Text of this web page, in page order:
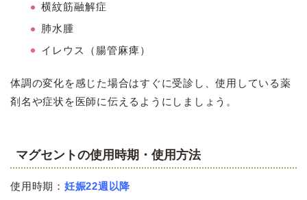
横紋筋融解症
肺水腫
イレウス（腸管麻痺）
体調の変化を感じた場合はすぐに受診し、使用している薬
剤名や症状を医師に伝えるようにしましょう。
マグセントの使用時期・使用方法
使用時期： 妊娠22週以降